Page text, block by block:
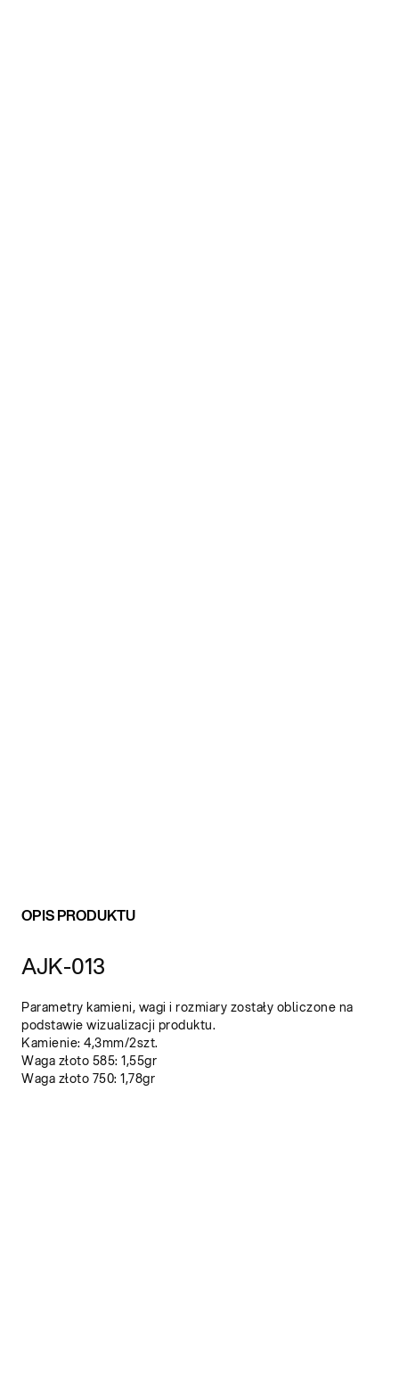
OPIS PRODUKTU
AJK-013
Parametry kamieni, wagi i rozmiary zostały obliczone na
podstawie wizualizacji produktu.
Kamienie: 4,3mm/2szt.
Waga złoto 585: 1,55gr
Waga złoto 750: 1,78gr